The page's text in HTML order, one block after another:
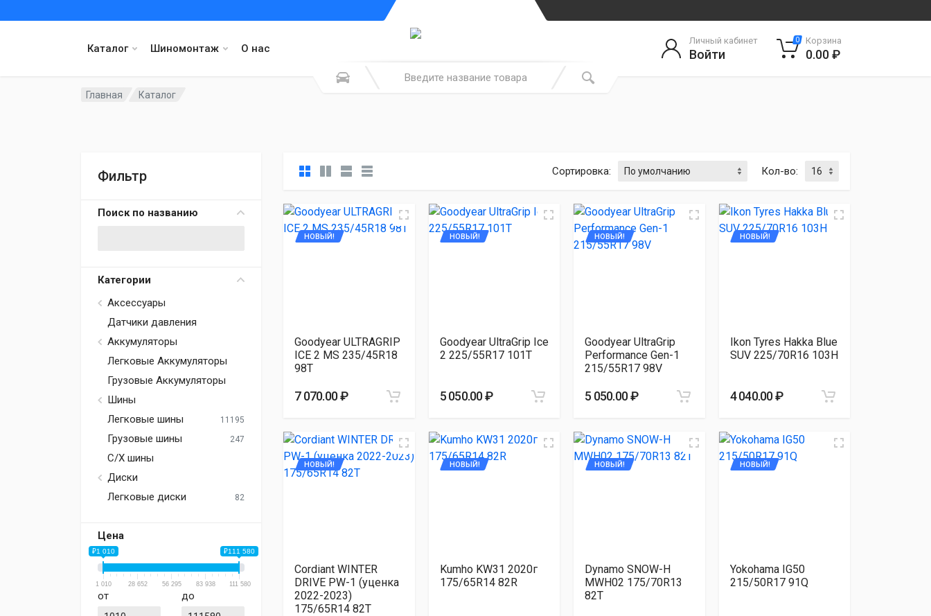
Каталог Шиномонтаж О нас
Личный кабинет
Войти
0 Корзина
0.00 ₽
Главная Каталог
Фильтр
Поиск по названию
Категории
Аксессуары
Датчики давления
Аккумуляторы
Легковые Аккумуляторы
Грузовые Аккумуляторы
Шины
Легковые шины
11195
Грузовые шины 247
С/Х шины
Диски
Легковые диски
82
Цена
₽1 010 ₽111 580
1 010 28 652 56 295 83 938 111 580
от до
Сортировка: Кол-во:
НОВЫЙ!
Goodyear ULTRAGRIP
ICE 2 MS 235/45R18
98T
7 070.00 ₽
НОВЫЙ!
Goodyear UltraGrip Ice
2 225/55R17 101T
5 050.00 ₽
НОВЫЙ!
Goodyear UltraGrip
Performance Gen-1
215/55R17 98V
5 050.00 ₽
НОВЫЙ!
Ikon Tyres Hakka Blue
SUV 225/70R16 103H
4 040.00 ₽
НОВЫЙ!
Cordiant WINTER
DRIVE PW-1 (уценка
2022-2023)
175/65R14 82T
НОВЫЙ!
Kumho KW31 2020г
175/65R14 82R
НОВЫЙ!
Dynamo SNOW-H
MWH02 175/70R13
82T
НОВЫЙ!
Yokohama IG50
215/50R17 91Q